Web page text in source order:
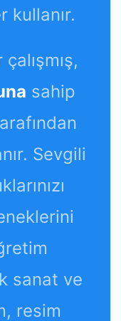
kullanır.
sahip
Sevgili
sanat ve
resim